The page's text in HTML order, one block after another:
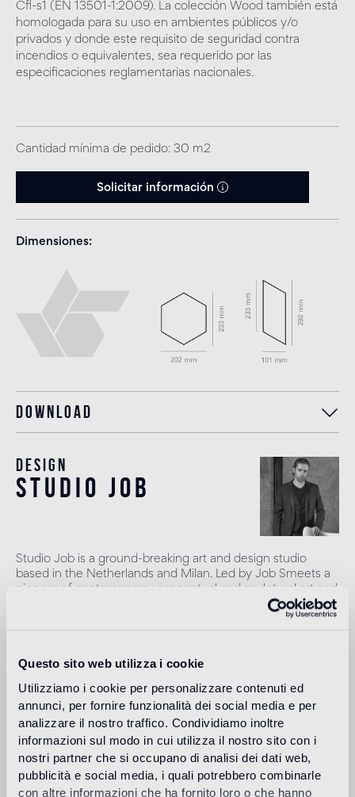
Questo sito web utilizza i cookie
Utilizziamo i cookie per personalizzare contenuti ed
annunci, per fornire funzionalità dei social media e per
analizzare il nostro traffico. Condividiamo inoltre
informazioni sul modo in cui utilizza il nostro sito con i
nostri partner che si occupano di analisi dei dati web,
pubblicità e social media, i quali potrebbero combinarle
con altre informazioni che ha fornito loro o che hanno
Cfl-s1 (EN 13501-1:2009). La colección Wood también está
homologada para su uso en ambientes públicos y/o
privados y donde este requisito de seguridad contra
incendios o equivalentes, sea requerido por las
especificaciones reglamentarias nacionales.
Cantidad mínima de pedido: 30 m2
Solicitar información
Dimensiones
Download
Design
studio job
Studio Job is a ground-breaking art and design studio
based in the Netherlands and Milan. Led by Job Smeets a
pioneer of contemporary conceptual and sculptural art and
design, he founded Studio Job in 1998 in the renaissance
spirit, combining traditional and modern techniques to
projects and works in their atelier in the Netherlands. The
range of high profile clients, galleries and brands.
Más información
Uso previsto